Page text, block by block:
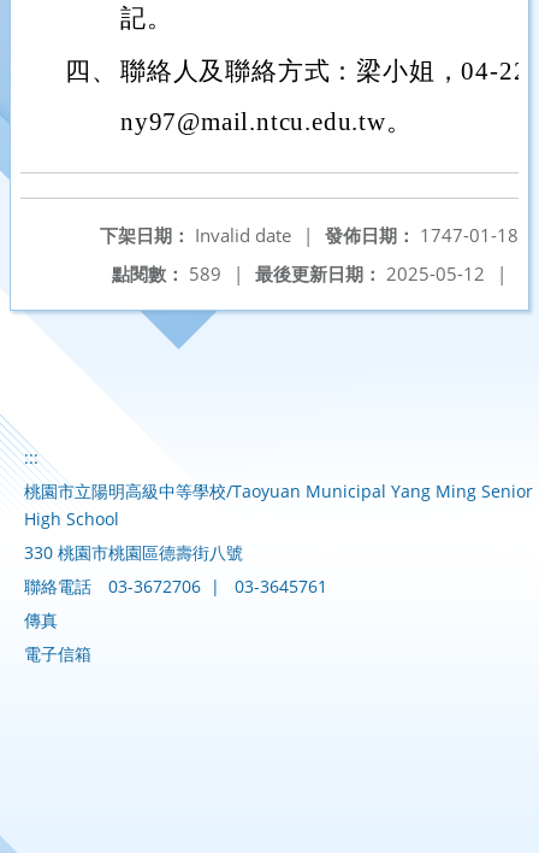
記。
四、 聯絡人及聯絡方式：梁小姐，04-
ny97@mail.ntcu.edu.tw。
發佈日期： 1747-01-18
下架日期： Invalid date
|
最後更新日期： 2025-05-12 |
點閱數： 589 |
:::
桃園市立陽明高級中等學校/Taoyuan Municipal Yang Ming Senior
High School
330 桃園市桃園區德壽街八號
聯絡電話
03-3672706 |
03-3645761
傳真
電子信箱